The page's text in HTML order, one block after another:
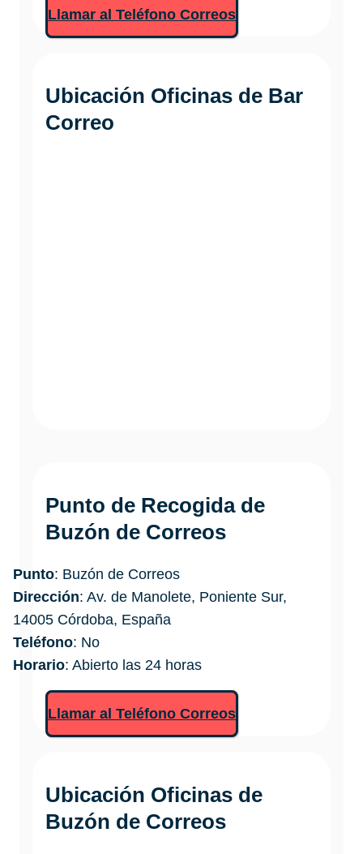
Llamar al Teléfono Correos
Ubicación Oficinas de Bar
Correo
Punto de Recogida de
Buzón de Correos
Punto: Buzón de Correos
Dirección: Av. de Manolete, Poniente Sur,
14005 Córdoba, España
Teléfono: No
Horario: Abierto las 24 horas
Llamar al Teléfono Correos
Ubicación Oficinas de
Buzón de Correos